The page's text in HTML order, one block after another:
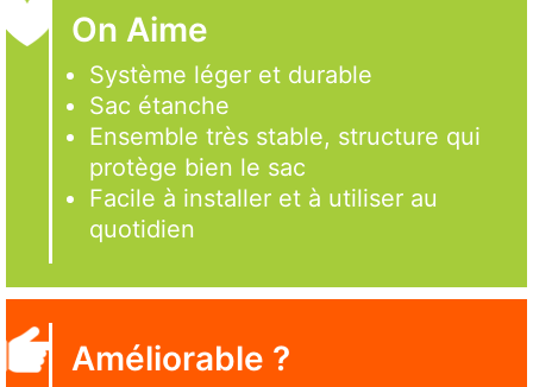
On Aime
Système léger et durable
Sac étanche
Ensemble très stable, structure qui
protège bien le sac
Facile à installer et à utiliser au
quotidien
Améliorable ?